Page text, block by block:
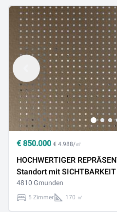
€ 850.000 € 4.988/㎡
HOCHWERTIGER REPRÄSENTATIVER Business-
Standort mit
Frequenzlage
4810 Gmunden
5 Zimmer 170 ㎡